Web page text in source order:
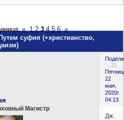
суфия (+христианство,
« 1 2 3 4 5 6 »
21
22
мая,
2020г.
04:13
Магистр
Дж.